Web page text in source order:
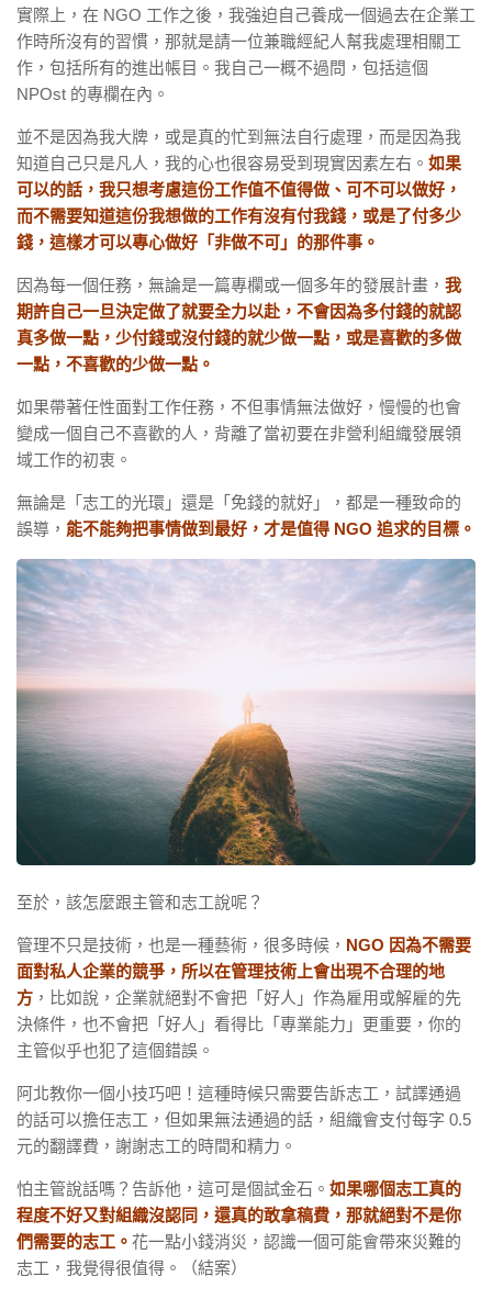
實際上，在 NGO 工作之後，我強迫自己養成一個過去在企業工
作時所沒有的習慣，那就是請一位兼職經紀人幫我處理相關工
作，包括所有的進出帳目。我自己一概不過問，包括這個
NPOst 的專欄在內。
並不是因為我大牌，或是真的忙到無法自行處理，而是因為我
知道自己只是凡人，我的心也很容易受到現實因素左右。 如果
可以的話，我只想考慮這份工作值不值得做、可不可以做好，
而不需要知道這份我想做的工作有沒有付我錢，或是了付多少
錢，這樣才可以專心做好「非做不可」的那件事。
因為每一個任務，無論是一篇專欄或一個多年的發展計畫， 我
期許自己一旦決定做了就要全力以赴，不會因為多付錢的就認
真多做一點，少付錢或沒付錢的就少做一點，或是喜歡的多做
一點，不喜歡的少做一點。
如果帶著任性面對工作任務，不但事情無法做好，慢慢的也會
變成一個自己不喜歡的人，背離了當初要在非營利組織發展領
域工作的初衷。
無論是「志工的光環」還是「免錢的就好」，都是一種致命的
誤導， 能不能夠把事情做到最好，才是值得 NGO 追求的目標。
至於，該怎麼跟主管和志工說呢？
管理不只是技術，也是一種藝術，很多時候， NGO 因為不需要
面對私人企業的競爭，所以在管理技術上會出現不合理的地
方 ，比如說，企業就絕對不會把「好人」作為雇用或解雇的先
決條件，也不會把「好人」看得比「專業能力」更重要，你的
主管似乎也犯了這個錯誤。
阿北教你一個小技巧吧！這種時候只需要告訴志工，試譯通過
的話可以擔任志工，但如果無法通過的話，組織會支付每字 0.5
元的翻譯費，謝謝志工的時間和精力。
怕主管說話嗎？告訴他，這可是個試金石。 如果哪個志工真的
程度不好又對組織沒認同，還真的敢拿稿費，那就絕對不是你
們需要的志工。 花一點小錢消災，認識一個可能會帶來災難的
志工，我覺得很值得。（結案）